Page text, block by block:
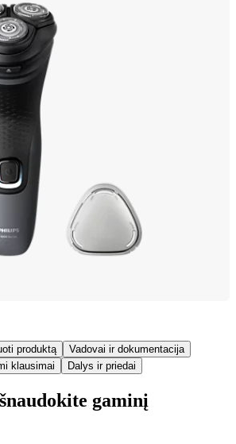
produktą
Vadovai ir dokumentacija
klausimai
Dalys ir priedai
gaminį